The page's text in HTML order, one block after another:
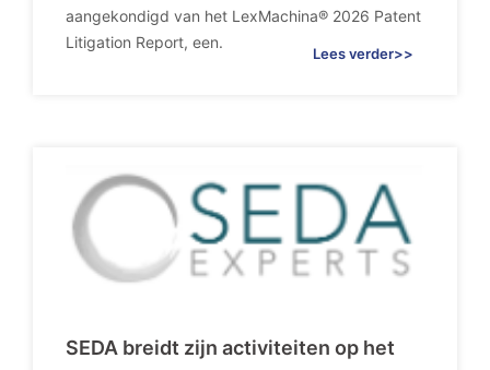
aangekondigd van het LexMachina® 2026 Patent
Litigation Report, een.
Lees verder>>
SEDA breidt zijn activiteiten op het